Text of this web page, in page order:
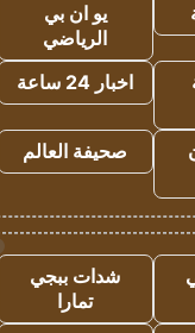
يو ان بي
الرياضي
اخبار 24 ساعة
صحيفة العالم
شدات ببجي
تمارا